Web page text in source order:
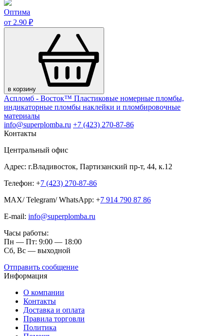
Оптима
от 2.90 ₽
в корзину
Аспломб - Восток™ Пластиковые номерные пломбы,
индикаторные пломбы наклейки и пломбировочные
материалы
info@superplomba.ru +7 (423) 270-87-86
Контакты
Центральный офис
Адрес: г.Владивосток, Партизанский пр-т, 44, к.12
Телефон: +7 (423) 270-87-86
MAX/ Telegram/ WhatsApp: +7 914 790 87 86
E-mail: info@superplomba.ru
Часы работы:
Пн — Пт: 9:00 — 18:00
Сб, Вc — выходной
Отправить сообщение
Информация
О компании
Контакты
Доставка и оплата
Правила торговли
Политика